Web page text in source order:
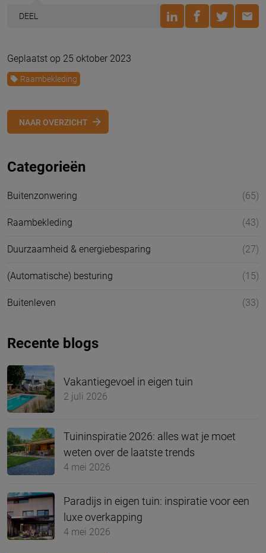
DEEL
Geplaatst op 25 oktober 2023
Raambekleding
NAAR OVERZICHT
Categorieën
Buitenzonwering (65)
Raambekleding (43)
Duurzaamheid & energiebesparing (27)
(Automatische) besturing (15)
Buitenleven (33)
Recente blogs
Vakantiegevoel in eigen tuin
2 juli 2026
Tuininspiratie 2026: alles wat je moet
weten over de laatste trends
4 mei 2026
Paradijs in eigen tuin: inspiratie voor een
luxe overkapping
4 mei 2026